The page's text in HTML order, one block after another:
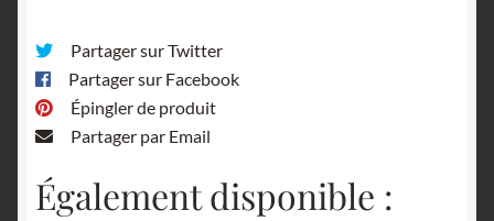
Partager sur Twitter
Partager sur Facebook
Épingler de produit
Partager par Email
Également disponible :